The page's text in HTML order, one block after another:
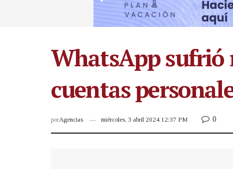
WhatsApp sufrió
cuentas
porAgencias miércoles, 3 abril 2024 12:37 PM 0